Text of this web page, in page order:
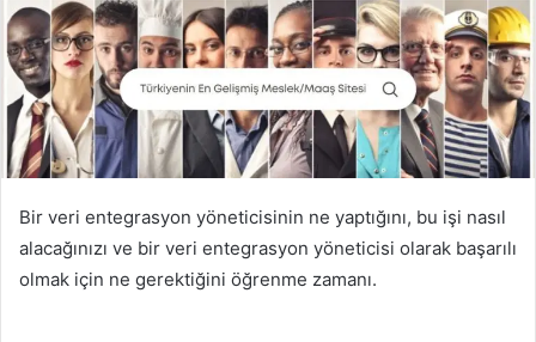
Bir veri entegrasyon yöneticisinin ne yaptığını, bu işi nasıl
alacağınızı ve bir veri entegrasyon yöneticisi olarak başarılı
olmak için ne gerektiğini öğrenme zamanı.